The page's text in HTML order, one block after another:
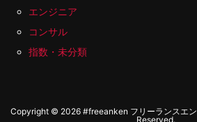
エンジニア
コンサル
指数・未分類
Copyright © 2026 #freeanken フリーランスエ
Reserved.